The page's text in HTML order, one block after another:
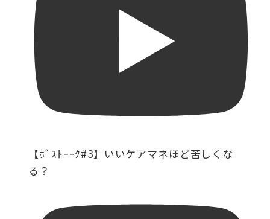
【ﾎﾞｽﾄｰｰｸ#3】いいケアマネほど苦しくな
る？